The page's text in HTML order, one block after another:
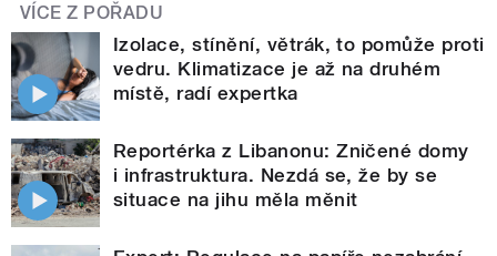
VÍCE Z POŘADU
Izolace, stínění, větrák, to pomůže proti
vedru. Klimatizace je až na druhém
místě, radí expertka
Reportérka z Libanonu: Zničené domy
i infrastruktura. Nezdá se, že by se
situace na jihu měla měnit